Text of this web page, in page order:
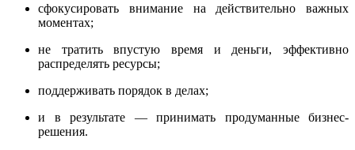
сфокусировать внимание на действительно важных
моментах;
не тратить впустую время и деньги, эффективно
распределять ресурсы;
поддерживать порядок в делах;
и в результате — принимать продуманные бизнес-
решения.